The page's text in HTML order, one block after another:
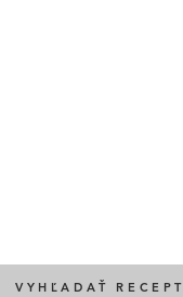
VYHĽADAŤ RECEPT